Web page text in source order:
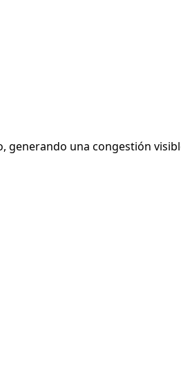
generando una congestión